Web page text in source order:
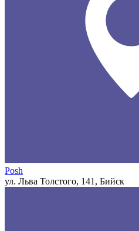
Posh
ул. Льва Толстого, 141, Бийск